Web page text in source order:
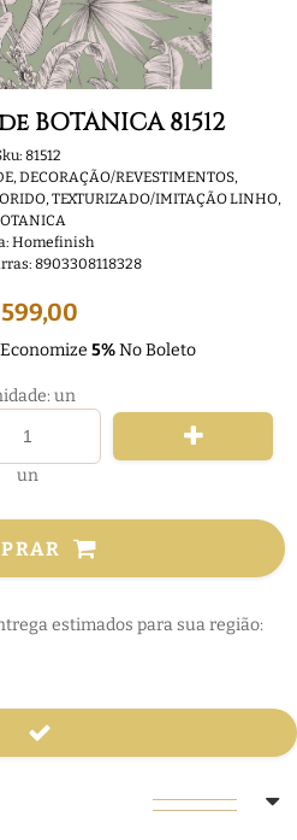
BOTÂNICA 81512
81512
,DECORAÇÃO/REVESTIMENTOS,
,TEXTURIZADO/IMITAÇÃO LINHO,
Homefinish
8903308118328
5%No Boleto
un
un
estimados para sua região: